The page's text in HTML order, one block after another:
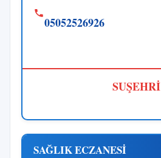
05052526926
SUŞEHRİ
SAĞLIK ECZANESİ